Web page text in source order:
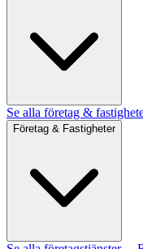
Se alla företag &
Företag & Fastigheter